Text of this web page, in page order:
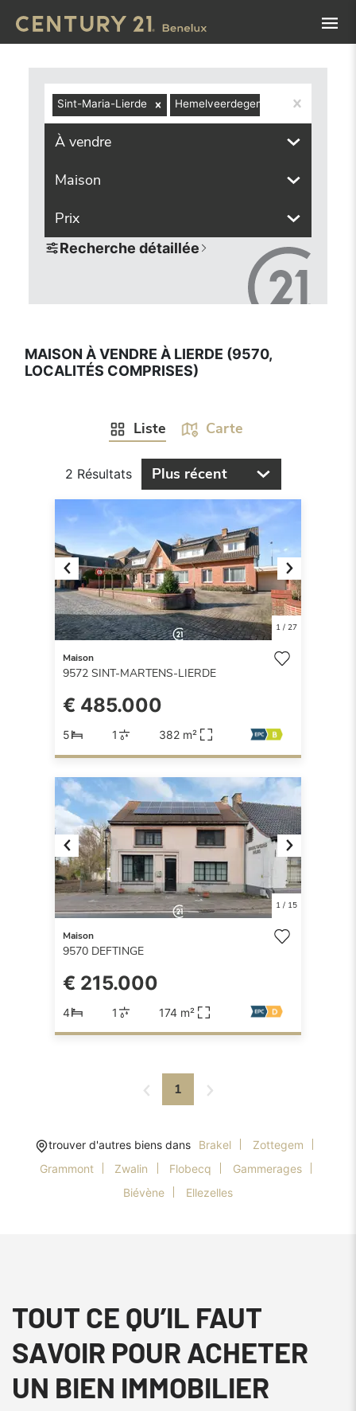
Sint-Maria-Lierde Hemelveerdegem Sint-
À vendre
Maison
Prix
Recherche détaillée
MAISON À VENDRE À LIERDE (9570,
LOCALITÉS COMPRISES)
Liste Carte
2 Résultats Plus récent
Previous Next
1/ 27
Maison
9572 SINT-MARTENS-LIERDE
€ 485.000
5 1 382 m²
Previous Next
1/ 15
Maison
9570 DEFTINGE
€ 215.000
4 1 174 m²
1
trouver d'autres biens dans Brakel
Zottegem
Grammont
Zwalin Flobecq
Gammerages
Biévène
Ellezelles
TOUT CE QU’IL FAUT
SAVOIR POUR ACHETER
UN BIEN IMMOBILIER